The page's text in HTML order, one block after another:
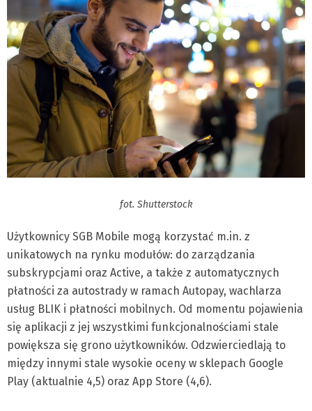
fot. Shutterstock
Użytkownicy SGB Mobile mogą korzystać m.in. z
unikatowych na rynku modułów: do zarządzania
subskrypcjami oraz Active, a także z automatycznych
płatności za autostrady w ramach Autopay, wachlarza
usług BLIK i płatności mobilnych. Od momentu pojawienia
się aplikacji z jej wszystkimi funkcjonalnościami stale
powiększa się grono użytkowników. Odzwierciedlają to
między innymi stale wysokie oceny w sklepach Google
Play (aktualnie 4,5) oraz App Store (4,6).